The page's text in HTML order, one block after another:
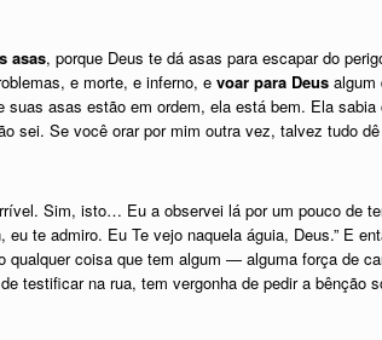
asas, porque Deus te dá asas para escapar do
e morte, e inferno, e voar para Deus algum
asas estão em ordem, ela está bem. Ela
sei. Se você orar por mim outra vez, talvez tudo
Sim, isto… Eu a observei lá por um pouco de
eu te admiro. Eu Te vejo naquela águia, Deus.” E
coisa que tem algum — alguma força de
testificar na rua, tem vergonha de pedir a bênção